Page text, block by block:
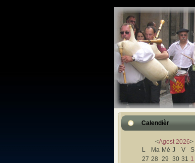
Calendièr
<Agost 2026>
L
Ma Mè J V S
27 28 29 30 31 1